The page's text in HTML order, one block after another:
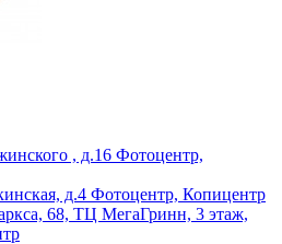
, д.16 Фотоцентр,
д.4 Фотоцентр, Копицентр
68, ТЦ МегаГринн, 3 этаж,